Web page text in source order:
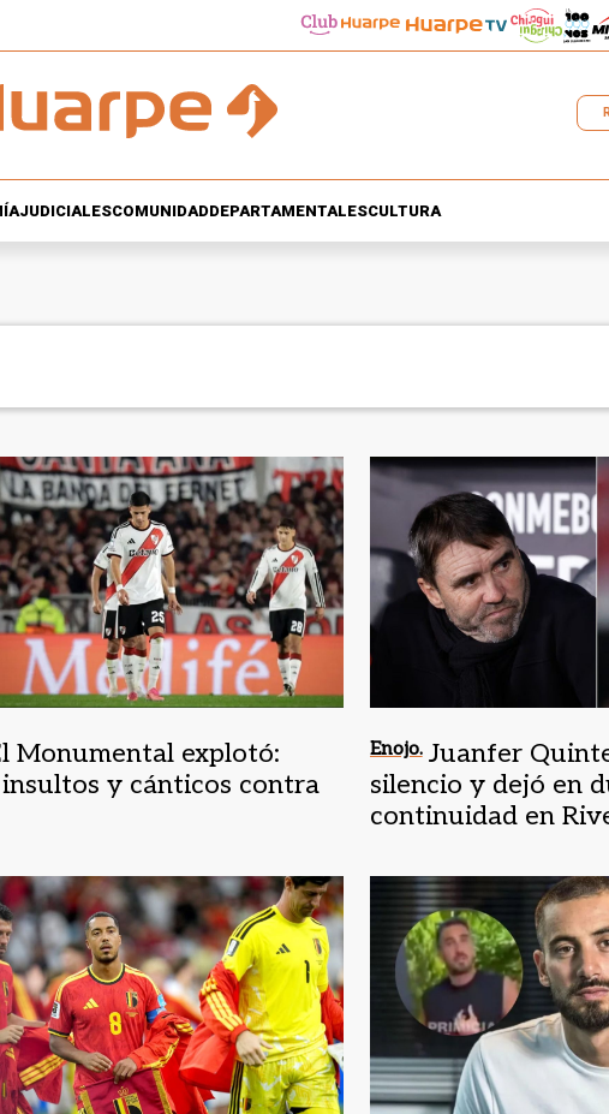
JUDICIALESCOMUNIDADDEPARTAMENTALESCULTURA
Monumental explotó:
y cánticos contra
Enojo. Juanfer
silencio y dejó en
continuidad en